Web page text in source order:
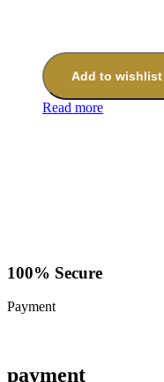
Add to wishlist
Read more
100% Secure
Payment
payment